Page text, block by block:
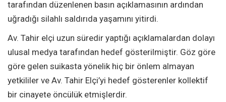
tarafından düzenlenen basın açıklamasının ardından
uğradığı silahlı saldırıda yaşamını yitirdi.
Av. Tahir elçi uzun süredir yaptığı açıklamalardan dolayı
ulusal medya tarafından hedef gösterilmiştir. Göz göre
göre gelen suikasta yönelik hiç bir önlem almayan
yetkililer ve Av. Tahir Elçi’yi hedef gösterenler kollektif
bir cinayete öncülük etmişlerdir.